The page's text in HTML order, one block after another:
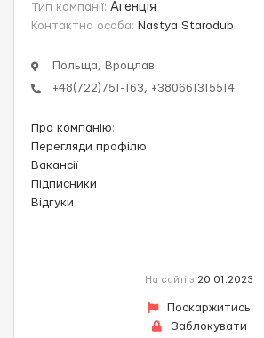
Тип компанії: Агенція
Контактна особа: Nastya Starodub
Польща, Вроцлав
+48(722)751-163, +380661315514
Про компанію:
Перегляди профілю
Вакансії
Підписники
Відгуки
На сайті з 20.01.2023
Поскаржитись
Заблокувати